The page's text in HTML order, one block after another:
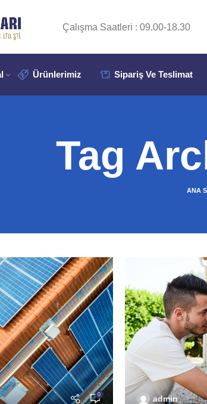
Çalışma Saatleri : 09.00-18.30
Ürünlerimiz Sipariş Ve Teslimat
Tag
ANA
0 admin